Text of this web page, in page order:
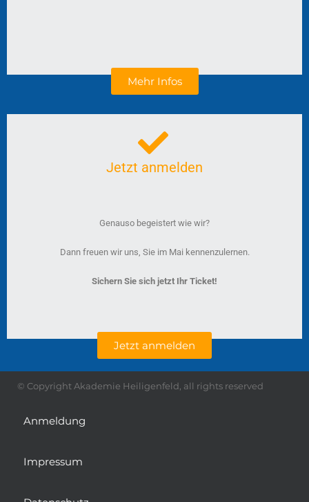
Mehr Infos
Jetzt anmelden
Genauso begeistert wie wir?
Dann freuen wir uns, Sie im Mai kennenzulernen.
Sichern Sie sich jetzt Ihr Ticket!
Jetzt anmelden
© Copyright Akademie Heiligenfeld, all rights reserved
Anmeldung
Impressum